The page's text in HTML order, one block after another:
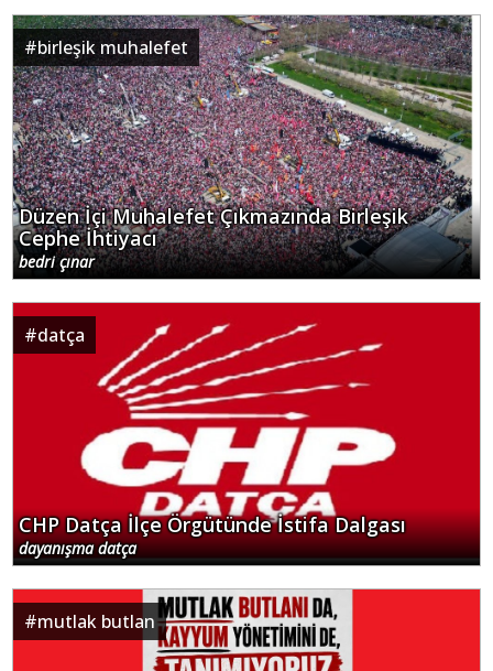
#birleşik muhalefet
Düzen İçi Muhalefet Çıkmazında Birleşik
Cephe İhtiyacı
bedri çınar
#datça
CHP Datça İlçe Örgütünde İstifa Dalgası
dayanışma datça
#mutlak butlan